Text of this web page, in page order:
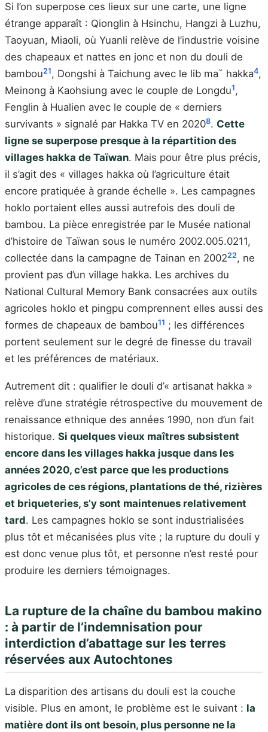
Si l’on superpose ces lieux sur une carte, une ligne
étrange apparaît : Qionglin à Hsinchu, Hangzi à Luzhu,
Taoyuan, Miaoli, où Yuanli relève de l’industrie voisine
des chapeaux et nattes en jonc et non du douli de
bambou21, Dongshi à Taichung avec le lib maˇ hakka4,
Meinong à Kaohsiung avec le couple de Longdu1,
Fenglin à Hualien avec le couple de « derniers
survivants » signalé par Hakka TV en 20208. Cette
ligne se superpose presque à la répartition des
villages hakka de Taïwan. Mais pour être plus précis,
il s’agit des « villages hakka où l’agriculture était
encore pratiquée à grande échelle ». Les campagnes
hoklo portaient elles aussi autrefois des douli de
bambou. La pièce enregistrée par le Musée national
d’histoire de Taïwan sous le numéro 2002.005.0211,
collectée dans la campagne de Tainan en 200222, ne
provient pas d’un village hakka. Les archives du
National Cultural Memory Bank consacrées aux outils
agricoles hoklo et pingpu comprennent elles aussi des
formes de chapeaux de bambou11 ; les différences
portent seulement sur le degré de finesse du travail
et les préférences de matériaux.
Autrement dit : qualifier le douli d’« artisanat hakka »
relève d’une stratégie rétrospective du mouvement de
renaissance ethnique des années 1990, non d’un fait
historique. Si quelques vieux maîtres subsistent
encore dans les villages hakka jusque dans les
années 2020, c’est parce que les productions
agricoles de ces régions, plantations de thé, rizières
et briqueteries, s’y sont maintenues relativement
tard. Les campagnes hoklo se sont industrialisées
plus tôt et mécanisées plus vite ; la rupture du douli y
est donc venue plus tôt, et personne n’est resté pour
produire les derniers témoignages.
La rupture de la chaîne du bambou makino
: à partir de l’indemnisation pour
interdiction d’abattage sur les terres
réservées aux Autochtones
La disparition des artisans du douli est la couche
visible. Plus en amont, le problème est le suivant : la
matière dont ils ont besoin, plus personne ne la